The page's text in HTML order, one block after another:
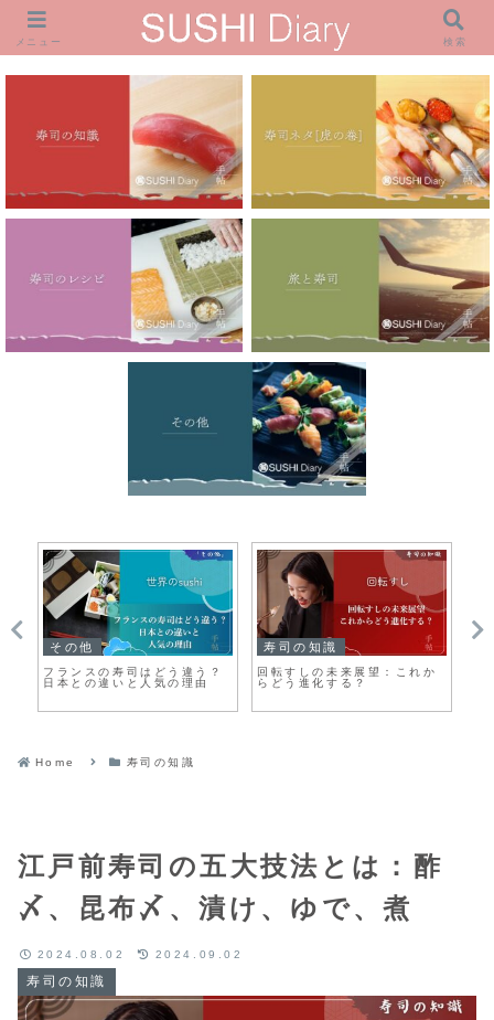
その他
フランスの寿司はどう違う？
日本との違いと人気の理由
寿司の知識
回転すしの未来展望：これか
らどう進化する？
Home 寿司の知識
江戸前寿司の五大技法とは：酢
〆、昆布〆、漬け、ゆで、煮
寿司の知識
2024.08.02 2024.09.02
メニュー 検索